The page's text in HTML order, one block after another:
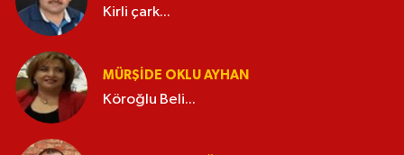
Kirli çark...
MÜRŞIDE OKLU AYHAN
Köroğlu Beli...